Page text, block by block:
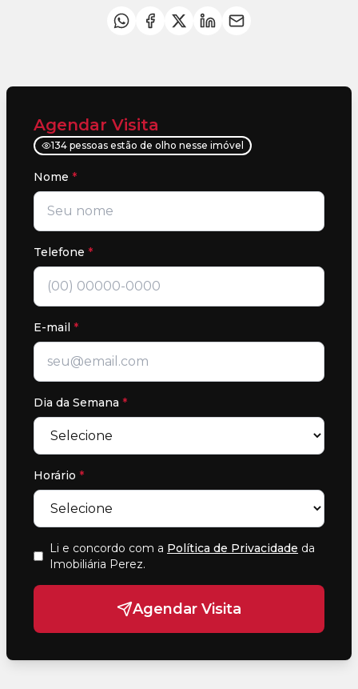
Agendar Visita
134 pessoas estão de olho nesse imóvel
Nome *
Telefone *
E-mail *
Dia da Semana *
Horário *
Li e concordo com a Política de Privacidade da
Imobiliária Perez.
Agendar Visita